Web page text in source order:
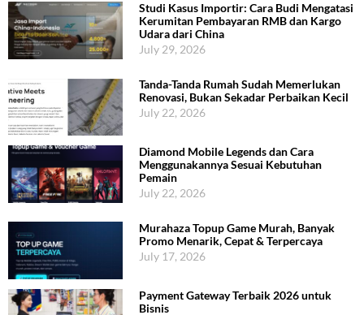
Studi Kasus Importir: Cara Budi Mengatasi
Kerumitan Pembayaran RMB dan Kargo
Udara dari China
July 29, 2026
Tanda-Tanda Rumah Sudah Memerlukan
Renovasi, Bukan Sekadar Perbaikan Kecil
July 22, 2026
Diamond Mobile Legends dan Cara
Menggunakannya Sesuai Kebutuhan
Pemain
July 22, 2026
Murahaza Topup Game Murah, Banyak
Promo Menarik, Cepat & Terpercaya
July 17, 2026
Payment Gateway Terbaik 2026 untuk
Bisnis